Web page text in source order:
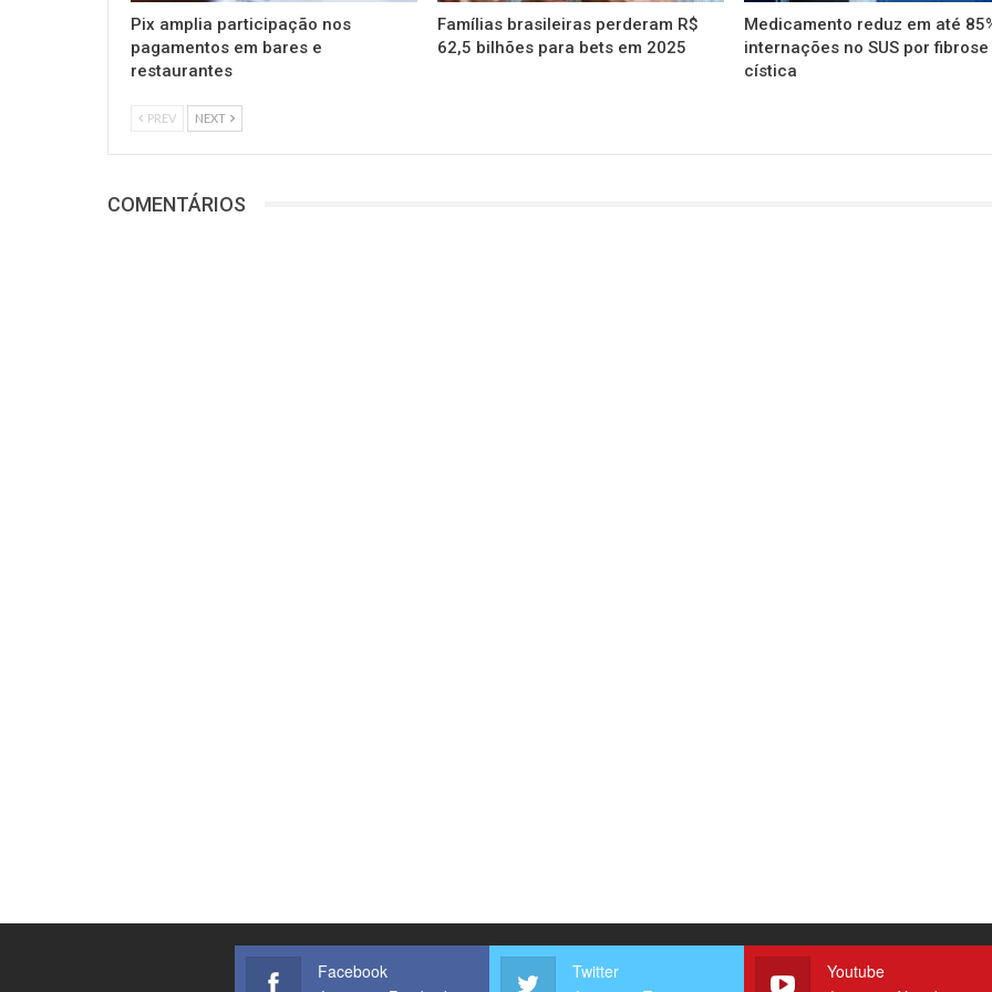
Pix amplia participação nos
pagamentos em bares e
restaurantes
Famílias brasileiras perderam R$
62,5 bilhões para bets em 2025
Medicamento reduz em até
internações no SUS por fibrose
cística
PREV NEXT
COMENTÁRIOS
Facebook Twitter Youtube